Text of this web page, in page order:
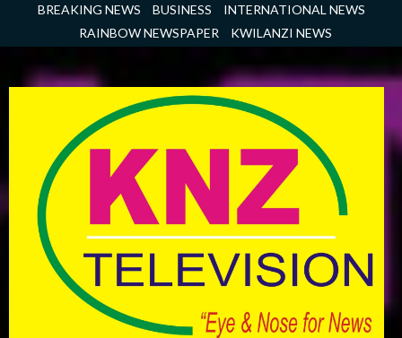
BREAKING NEWS BUSINESS
INTERNATIONAL NEWS
RAINBOW NEWSPAPER
KWILANZI NEWS